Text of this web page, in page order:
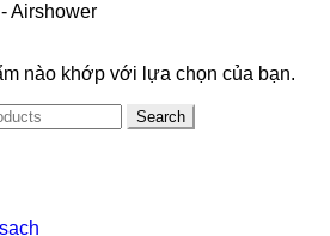
Airshower
nào khớp với lựa chọn của bạn.
Search